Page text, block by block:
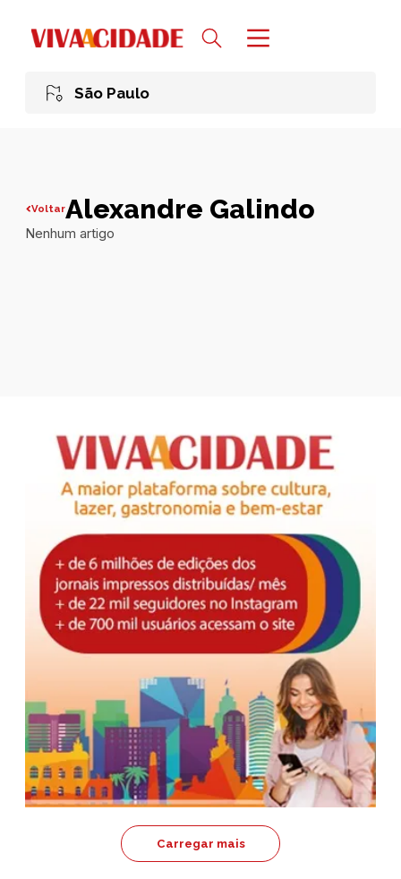
São Paulo
VoltarAlexandre Galindo
Nenhum artigo
Carregar mais